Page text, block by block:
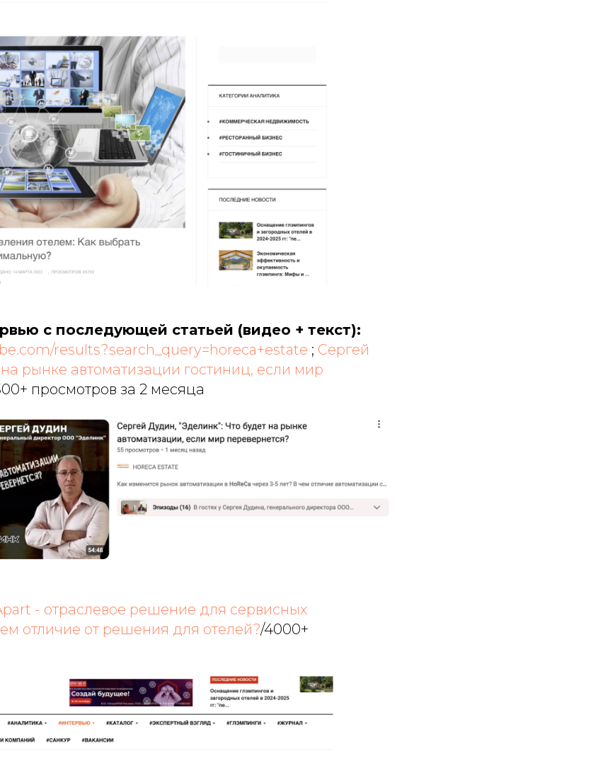
с последующей статьей (видео + текст):
results?search_query=horeca+estate ; Сергей
рынке автоматизации гостиниц, если мир
просмотров за 2 месяца
- отраслевое решение для сервисных
отличие от решения для отелей?/4000+